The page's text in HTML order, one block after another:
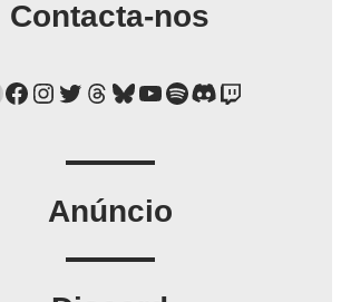
Contacta-nos
Facebook Instagram Twitter Threads Bluesky YouTube Spotify Discord Twitch
Anúncio